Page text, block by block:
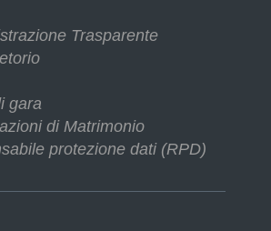
Trasparente
gara
di Matrimonio
protezione dati (RPD)